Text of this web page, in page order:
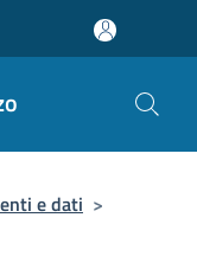
e dati >